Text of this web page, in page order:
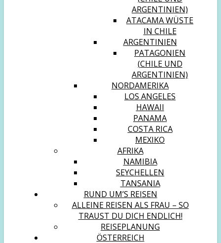
ARGENTINIEN)
ATACAMA WÜSTE
IN CHILE
ARGENTINIEN
PATAGONIEN
(CHILE UND
ARGENTINIEN)
NORDAMERIKA
LOS ANGELES
HAWAII
PANAMA
COSTA RICA
MEXIKO
AFRIKA
NAMIBIA
SEYCHELLEN
TANSANIA
RUND UM’S REISEN
ALLEINE REISEN ALS FRAU – SO
TRAUST DU DICH ENDLICH!
REISEPLANUNG
ÖSTERREICH